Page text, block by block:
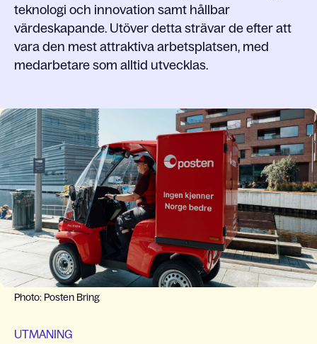
teknologi och innovation samt hållbar
värdeskapande. Utöver detta strävar de efter att
vara den mest attraktiva arbetsplatsen, med
medarbetare som alltid utvecklas.
Photo: Posten Bring
UTMANING